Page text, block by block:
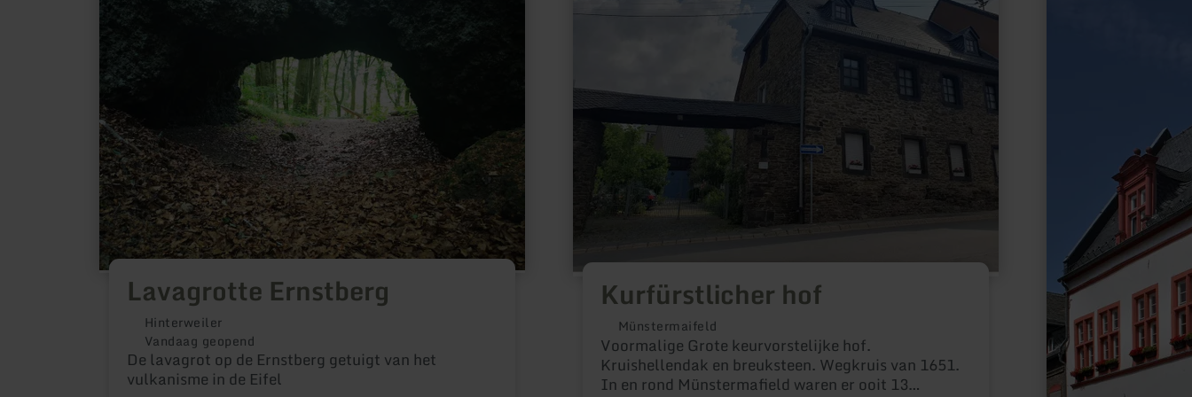
Lavagrotte Ernstberg
Hinterweiler
Vandaag geopend
De lavagrot op de Ernstberg getuigt van het
vulkanisme in de Eifel
Ernstberg
Kurfürstlicher hof
Münstermaifeld
Voormalige Grote keurvorstelijke hof.
Kruishellendak en breuksteen. Wegkruis van 1651.
In en rond Münstermafield waren er ooit 13
hof